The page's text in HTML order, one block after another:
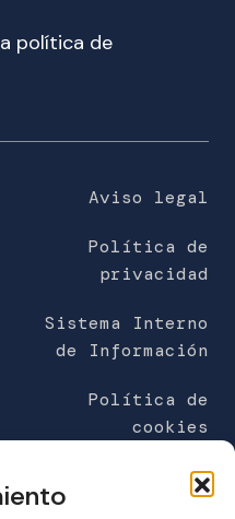
política de
Aviso legal
Política de
privacidad
Sistema Interno
de Información
Política de
cookies
JOVE (sede)